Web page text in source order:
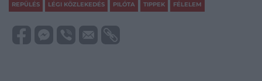
REPÜLÉS LÉGI KÖZLEKEDÉS PILÓTA TIPPEK FÉLELEM